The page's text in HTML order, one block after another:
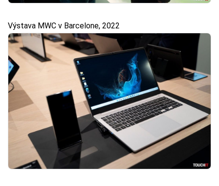
Výstava MWC v Barcelone, 2022